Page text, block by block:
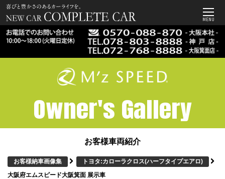
MENU
Owner's Gallery
お客様車両紹介
お客様納車画像集 トヨタ:カローラクロス(ハーフタイプエアロ)
大阪府エムスピード大阪箕面 展示車